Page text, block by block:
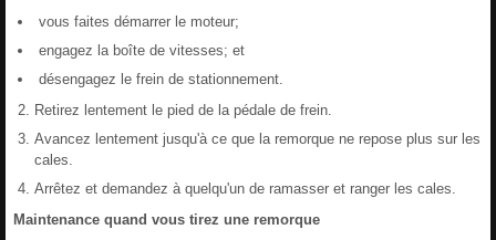
vous faites démarrer le moteur;
engagez la boîte de vitesses; et
désengagez le frein de stationnement.
Retirez lentement le pied de la pédale de frein.
Avancez lentement jusqu'à ce que la remorque ne repose plus sur les
cales.
Arrêtez et demandez à quelqu'un de ramasser et ranger les cales.
Maintenance quand vous tirez une remorque